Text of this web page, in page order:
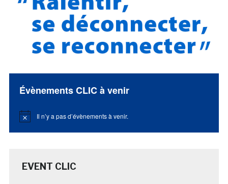
Évènements CLIC à venir
Notice Il n’y a pas d’évènements à venir.
EVENT CLIC